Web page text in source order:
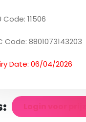
Code: 11506
Code: 8801073143203
Date: 06/04/2026
Login voor